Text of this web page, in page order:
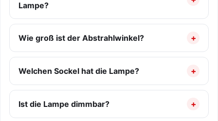
Lampe?
Wie groß ist der Abstrahlwinkel?
Welchen Sockel hat die Lampe?
Ist die Lampe dimmbar?